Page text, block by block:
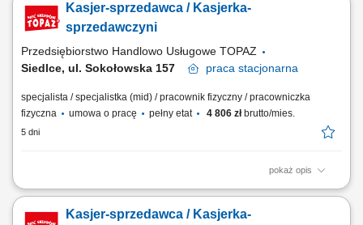
Kasjer-sprzedawca / Kasjerka-
sprzedawczyni
Przedsiębiorstwo Handlowo Usługowe TOPAZ
Siedlce, ul. Sokołowska 157
praca stacjonarna
specjalista / specjalistka (mid) / pracownik fizyczny / pracowniczka
fizyczna
umowa o pracę pełny etat 4 806 złbrutto/mies.
5 dni
pokaż opis
Twoje główne zadania: zapewnienie profesjonalnej obsługi Klientów
właściwą ekspozycję produktów monitorowanie terminów przydatności
Kasjer-sprzedawca / Kasjerka-